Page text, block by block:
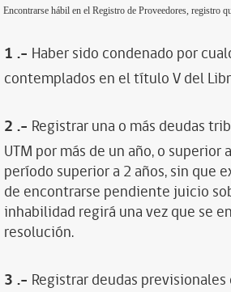
Encontrarse hábil en el Registro de Proveedores, registro
1 .- Haber sido condenado por
contemplados en el título V del
2 .- Registrar una o más deudas
UTM por más de un año, o
período superior a 2 años, sin que
de encontrarse pendiente juicio
inhabilidad regirá una vez que se
resolución.
3 .- Registrar deudas